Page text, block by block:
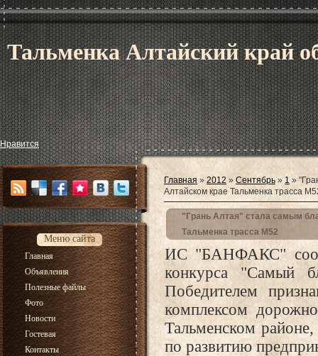
Тальменка Алтайский край
Нравится
Меню сайта
Главная
Объявления
Полезные файлы
Фото
Новости
Гостевая
Контакты
Главная » 2012 » Сентябрь » 1 »
Алтайском крае Тальменка трасса
"Грань Алтая" стала самым
Тальменка трасса М52
ИС "БАНФАКС"
конкурса "Самый
Победителем
комплексом
Тальменском районе,
по развитию